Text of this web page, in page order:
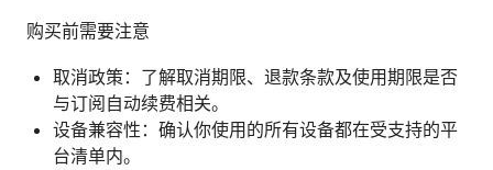
购买前需要注意
取消政策：了解取消期限、退款条款及使用期限是否
与订阅自动续费相关。
设备兼容性：确认你使用的所有设备都在受支持的平
台清单内。